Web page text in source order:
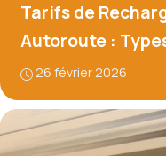
Tarifs de
Autoroute :
26 février 2026